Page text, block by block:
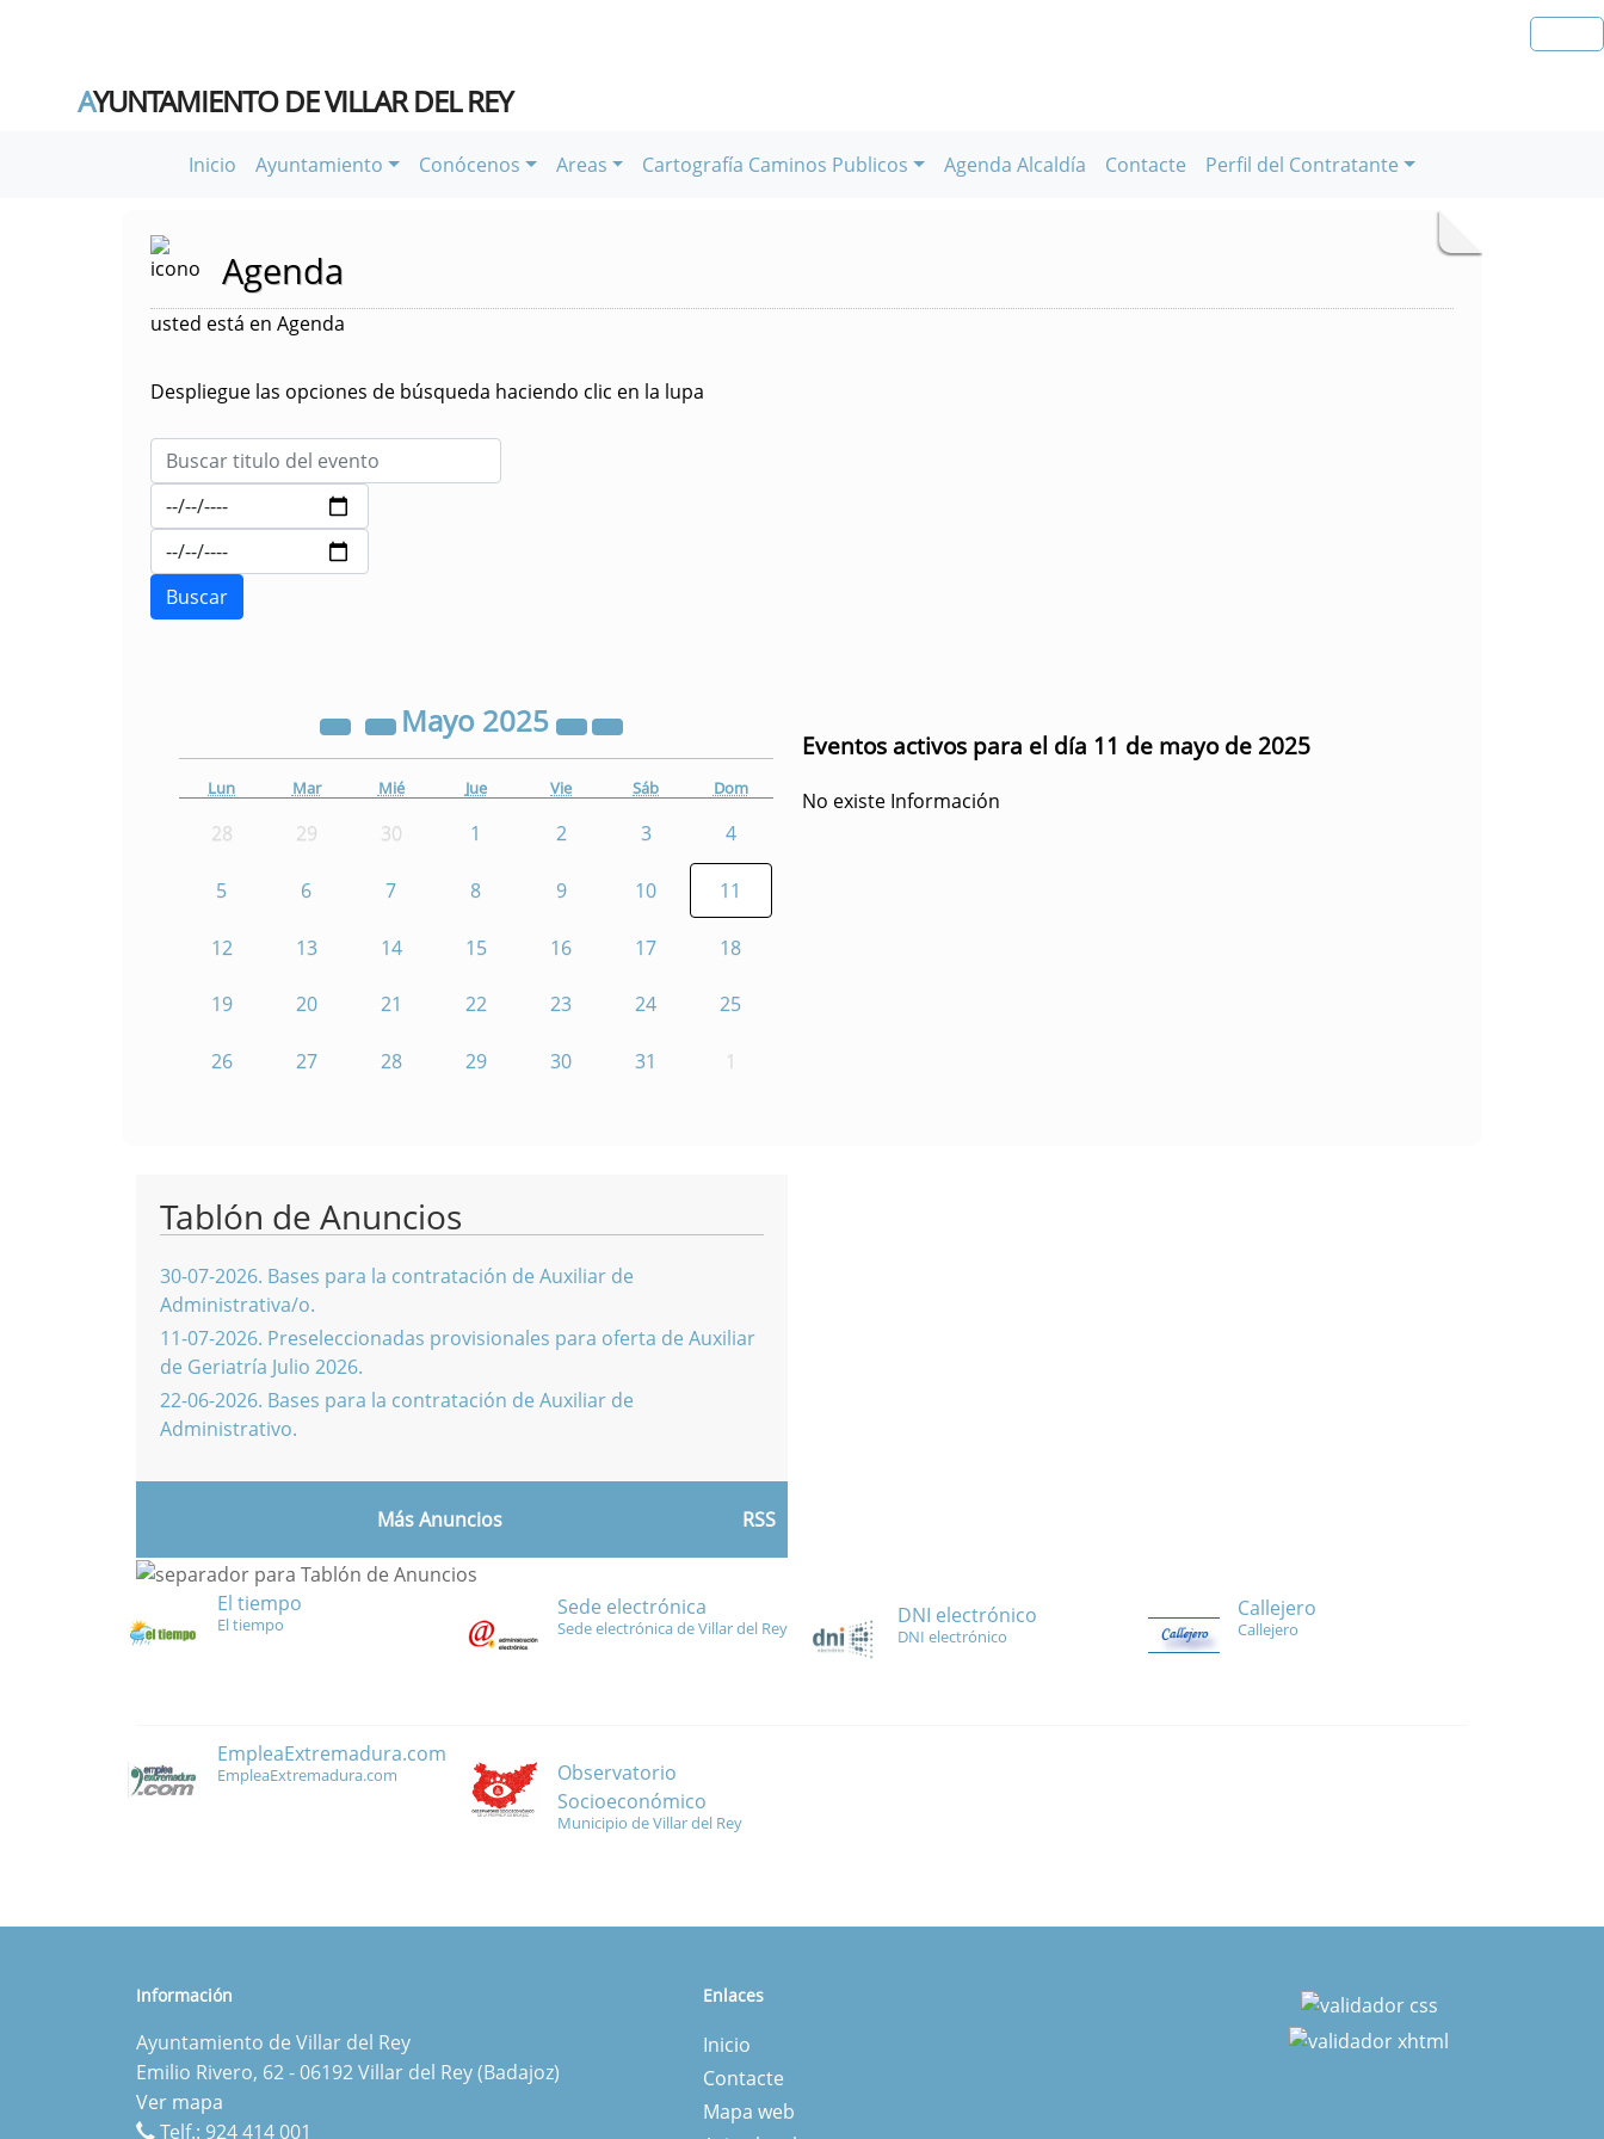
AYUNTAMIENTO DE VILLAR DEL REY
Inicio Ayuntamiento Conócenos Areas Cartografía Caminos Publicos Agenda Alcaldía Contacte Perfil del Contratante
Agenda
usted está en Agenda
Despliegue las opciones de búsqueda haciendo clic en la lupa
Mayo 2025
Lun Mar Mié Jue Vie Sáb Dom
28 29 30 1 2 3 4
5 6 7 8 9 10 11
12 13 14 15 16 17 18
19 20 21 22 23 24 25
26 27 28 29 30 31 1
Eventos activos para el día 11 de mayo de 2025
No existe Información
Tablón de Anuncios
30-07-2026. Bases para la contratación de Auxiliar de
Administrativa/o.
11-07-2026. Preseleccionadas provisionales para oferta de Auxiliar
de Geriatría Julio 2026.
22-06-2026. Bases para la contratación de Auxiliar de
Administrativo.
Más Anuncios RSS
El tiempo
El tiempo
Sede electrónica
Sede electrónica de Villar del Rey DNI electrónico
DNI electrónico
Callejero
Callejero
EmpleaExtremadura.com
EmpleaExtremadura.com
Observatorio
Socioeconómico
Municipio de Villar del Rey
Información
Ayuntamiento de Villar del Rey
Emilio Rivero, 62 - 06192 Villar del Rey (Badajoz)
Ver mapa
Telf.: 924 414 001
Enlaces
Inicio
Contacte
Mapa web